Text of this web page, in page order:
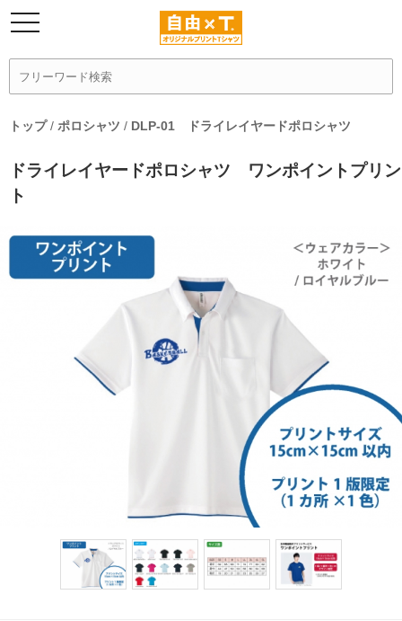
トップ/ ポロシャツ / DLP-01 ドライレイヤードポロシャツ
ドライレイヤードポロシャツ ワンポイントプリン
ト